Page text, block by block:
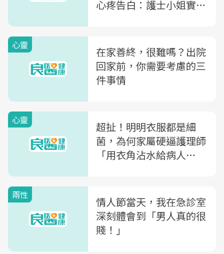
心疼告白：護士小姐實在
心靈
在家善終，很難嗎？出院
回家前，你需要考慮的三
件事情
心靈
超扯！明明衣服都是細
菌，為何家屬硬逼護理師
「用衣角沾水給病人
兩性
情人節當天，我在急診室
深刻體會到「男人真的很
賤！」